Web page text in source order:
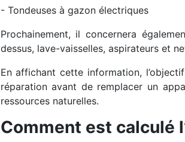
- Tondeuses à gazon électriques
Prochainement, il concernera
dessus, lave-vaisselles, aspirateurs et
En affichant cette information,
réparation avant de remplacer un
ressources naturelles.
Comment est calculé